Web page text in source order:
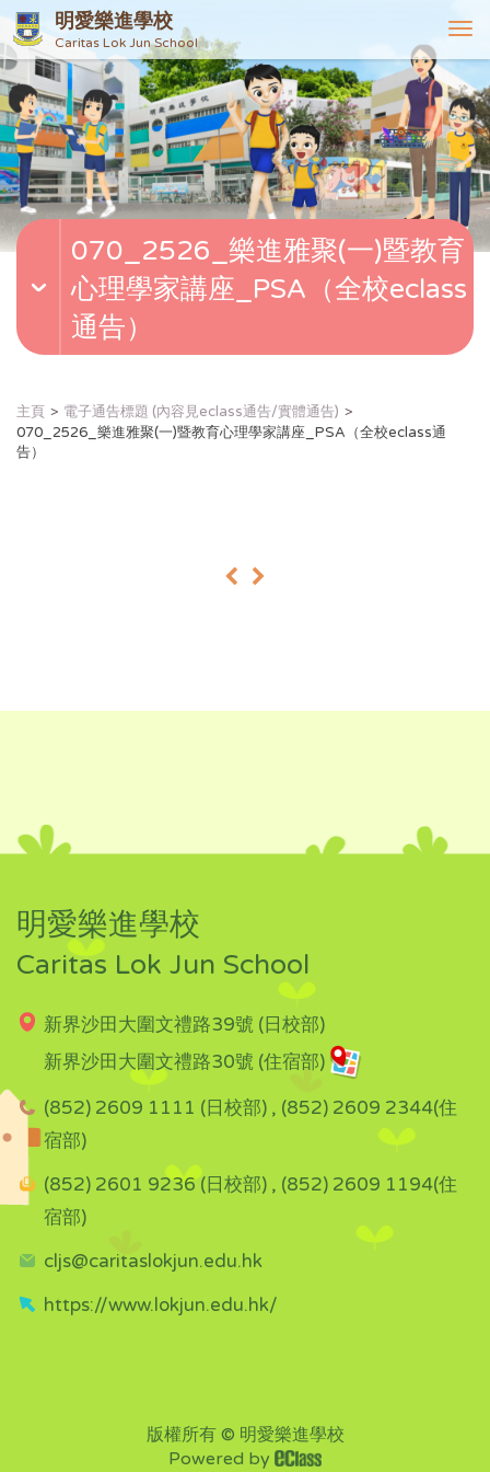
明愛樂進學校
Caritas Lok Jun School
T
o
g
g
l
e
n
v
i
a
i
070_2526_樂進雅聚(一)暨教育
心理學家講座_PSA（全校eclass
通告）
主頁
電子通告標題 (內容見eclass通告/實體通告)
070_2526_樂進雅聚(一)暨教育心理學家講座_PSA（全校eclass通
告）
« »
明愛樂進學校
Caritas Lok Jun School
新界沙田大圍文禮路39號 (日校部)
新界沙田大圍文禮路30號 (住宿部)
(852) 2609 1111 (日校部) , (852) 2609 2344(住
宿部)
(852) 2601 9236 (日校部) , (852) 2609 1194(住
宿部)
cljs@caritaslokjun.edu.hk
https://www.lokjun.edu.hk/
版權所有 © 明愛樂進學校
Powered by